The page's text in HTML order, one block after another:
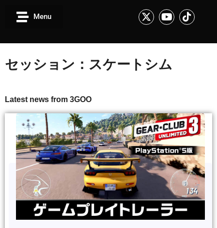
Menu
セッション：スケートシム
Latest news from 3GOO